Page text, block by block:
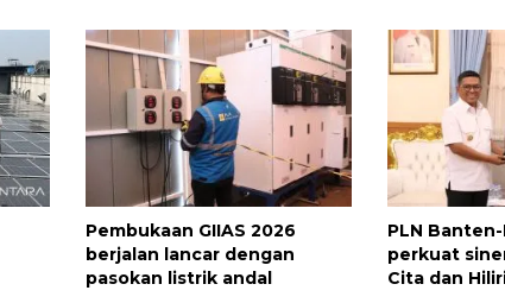
Pembukaan GIIAS 2026
berjalan lancar dengan
pasokan listrik andal
PLN
perkuat
Cita dan